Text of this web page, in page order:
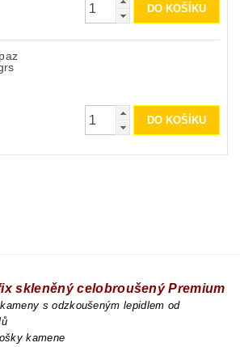
skleněný celobroušený Premium
s odzkoušeným lepidlem od
kamene